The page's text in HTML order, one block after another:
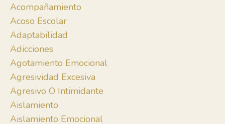
Acompañamiento
Acoso Escolar
Adaptabilidad
Adicciones
Agotamiento Emocional
Agresividad Excesiva
Agresivo O Intimidante
Aislamiento
Aislamiento Emocional